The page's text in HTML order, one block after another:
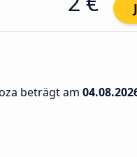
beträgt am